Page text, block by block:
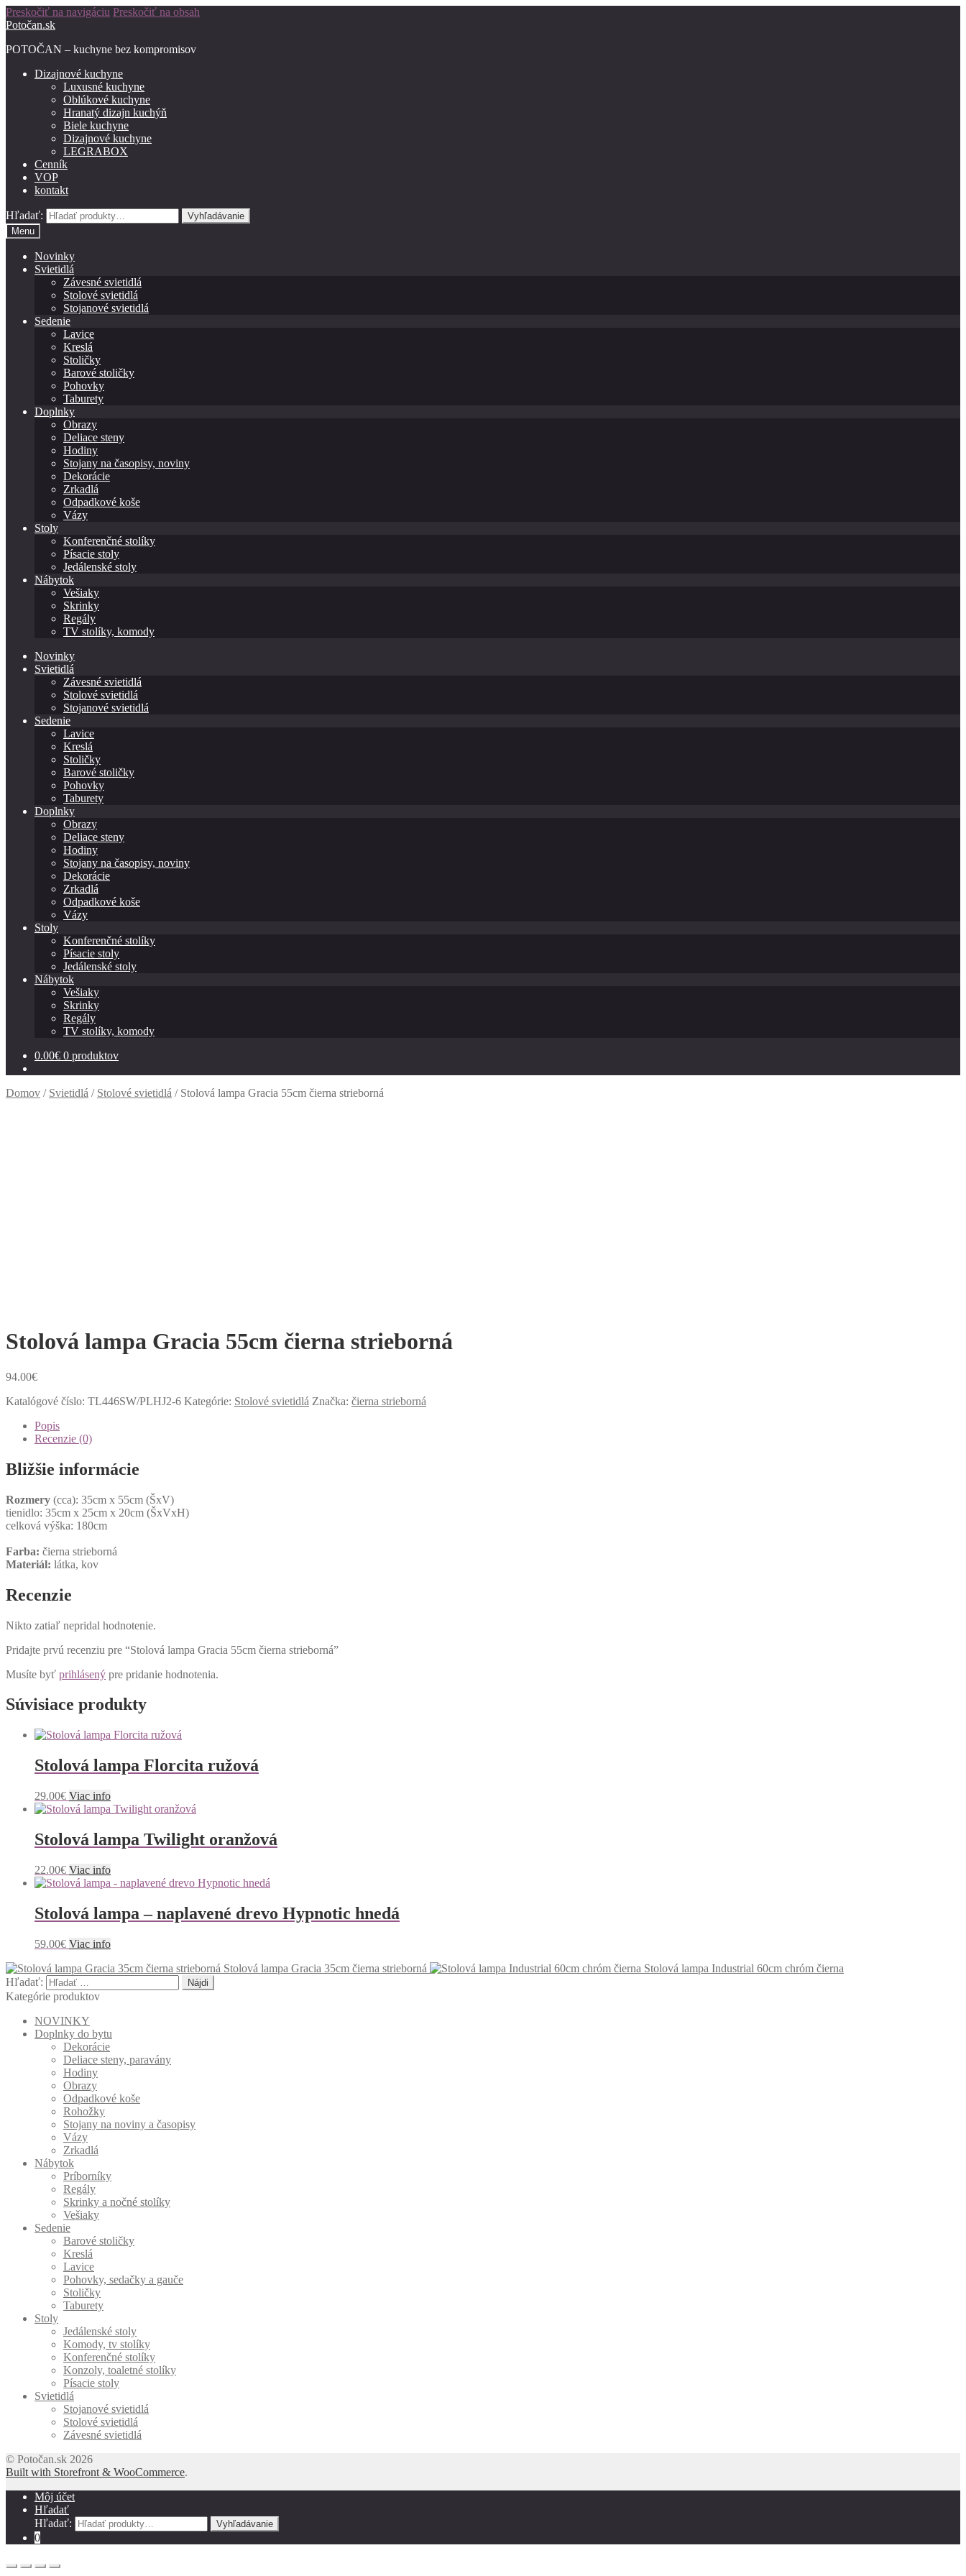
Preskočiť na navigáciu Preskočiť na obsah
Potočan.sk
POTOČAN – kuchyne bez kompromisov
Dizajnové kuchyne
Luxusné kuchyne
Oblúkové kuchyne
Hranatý dizajn kuchýň
Biele kuchyne
Dizajnové kuchyne
LEGRABOX
Cenník
VOP
kontakt
Hľadať:
Vyhľadávanie
Menu
Novinky
Svietidlá
Závesné svietidlá
Stolové svietidlá
Stojanové svietidlá
Sedenie
Lavice
Kreslá
Stoličky
Barové stoličky
Pohovky
Taburety
Doplnky
Obrazy
Deliace steny
Hodiny
Stojany na časopisy, noviny
Dekorácie
Zrkadlá
Odpadkové koše
Vázy
Stoly
Konferenčné stolíky
Písacie stoly
Jedálenské stoly
Nábytok
Vešiaky
Skrinky
Regály
TV stolíky, komody
Novinky
Svietidlá
Závesné svietidlá
Stolové svietidlá
Stojanové svietidlá
Sedenie
Lavice
Kreslá
Stoličky
Barové stoličky
Pohovky
Taburety
Doplnky
Obrazy
Deliace steny
Hodiny
Stojany na časopisy, noviny
Dekorácie
Zrkadlá
Odpadkové koše
Vázy
Stoly
Konferenčné stolíky
Písacie stoly
Jedálenské stoly
Nábytok
Vešiaky
Skrinky
Regály
TV stolíky, komody
0.00€ 0 produktov
Domov / Svietidlá / Stolové svietidlá / Stolová lampa Gracia 55cm čierna strieborná
Stolová lampa Gracia 55cm čierna strieborná
94.00€
Katalógové číslo: TL446SW/PLHJ2-6 Kategórie: Stolové svietidlá Značka: čierna strieborná
Popis
Recenzie (0)
Bližšie informácie
Rozmery (cca): 35cm x 55cm (ŠxV)
tienidlo: 35cm x 25cm x 20cm (ŠxVxH)
celková výška: 180cm
Farba: čierna strieborná
Materiál: látka, kov
Recenzie
Nikto zatiaľ nepridal hodnotenie.
Pridajte prvú recenziu pre “Stolová lampa Gracia 55cm čierna strieborná”
Musíte byť prihlásený pre pridanie hodnotenia.
Súvisiace produkty
Stolová lampa Florcita ružová
29.00€ Viac info
Stolová lampa Twilight oranžová
22.00€ Viac info
Stolová lampa – naplavené drevo Hypnotic hnedá
59.00€ Viac info
Stolová lampa Gracia 35cm čierna strieborná
Stolová lampa Industrial 60cm chróm čierna
Hľadať:
Kategórie produktov
NOVINKY
Doplnky do bytu
Dekorácie
Deliace steny, paravány
Hodiny
Obrazy
Odpadkové koše
Rohožky
Stojany na noviny a časopisy
Vázy
Zrkadlá
Nábytok
Príborníky
Regály
Skrinky a nočné stolíky
Vešiaky
Sedenie
Barové stoličky
Kreslá
Lavice
Pohovky, sedačky a gauče
Stoličky
Taburety
Stoly
Jedálenské stoly
Komody, tv stolíky
Konferenčné stolíky
Konzoly, toaletné stolíky
Písacie stoly
Svietidlá
Stojanové svietidlá
Stolové svietidlá
Závesné svietidlá
© Potočan.sk 2026
Built with Storefront & WooCommerce.
Môj účet
Hľadať
Hľadať:
Vyhľadávanie
0